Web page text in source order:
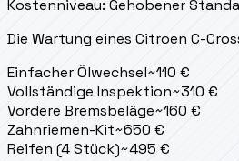
Kostenniveau: Gehobener
Die Wartung eines Citroen C-
Einfacher Ölwechsel~110 €
Vollständige Inspektion~310 €
Vordere Bremsbeläge~160 €
Zahnriemen-Kit~650 €
Reifen (4 Stück)~495 €